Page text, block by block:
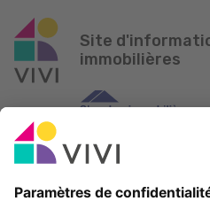
Site
immobilières